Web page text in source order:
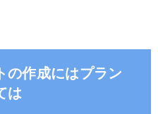
の作成にはプラン
は